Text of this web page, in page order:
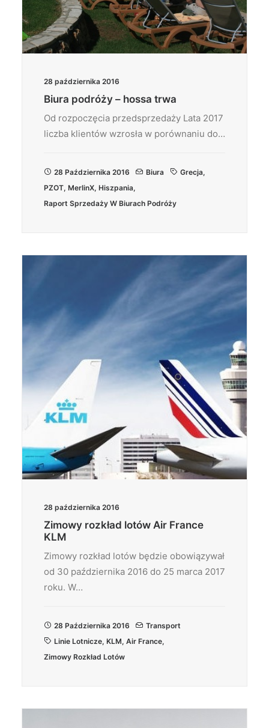
28 października 2016
Biura podróży – hossa trwa
Od rozpoczęcia przedsprzedaży Lata 2017
liczba klientów wzrosła w porównaniu do…
28 Października 2016 Biura Grecja,
PZOT, MerlinX, Hiszpania,
Raport Sprzedaży W Biurach Podróży
28 października 2016
Zimowy rozkład lotów Air France
KLM
Zimowy rozkład lotów będzie obowiązywał
od 30 października 2016 do 25 marca 2017
roku. W…
28 Października 2016
Transport
Linie Lotnicze, KLM, Air France,
Zimowy Rozkład Lotów